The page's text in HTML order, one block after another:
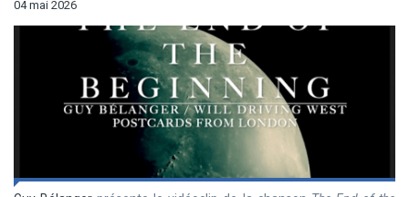
04 mai 2026